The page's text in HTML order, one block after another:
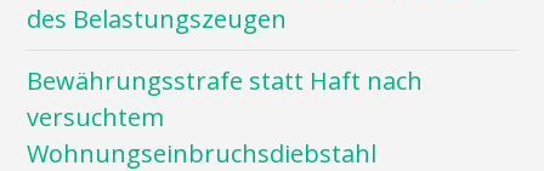
des Belastungszeugen
Bewährungsstrafe statt Haft nach
versuchtem
Wohnungseinbruchsdiebstahl